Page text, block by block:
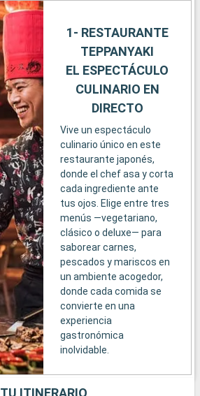
1- RESTAURANTE
TEPPANYAKI
EL ESPECTÁCULO
CULINARIO EN
DIRECTO
Vive un espectáculo
culinario único en este
restaurante japonés,
donde el chef asa y corta
cada ingrediente ante
tus ojos. Elige entre tres
menús —vegetariano,
clásico o deluxe— para
saborear carnes,
pescados y mariscos en
un ambiente acogedor,
donde cada comida se
convierte en una
experiencia
gastronómica
inolvidable.